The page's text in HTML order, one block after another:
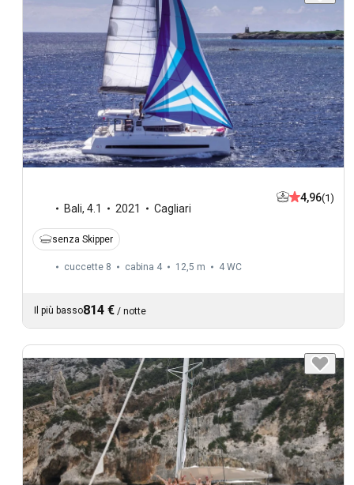
Bali, 4.1 2021 Cagliari
4,96(1)
senza Skipper
cuccette 8 cabina 4 12,5 m 4 WC
Il più basso814 € / notte